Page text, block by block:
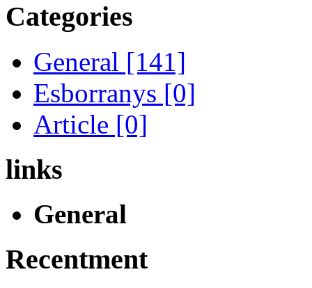
Categories
General [141]
Esborranys [0]
Article [0]
links
General
Recentment